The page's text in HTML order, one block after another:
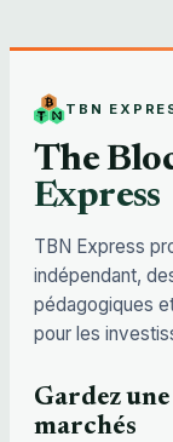
TBN
The
Express
TBN Express
indépendant,
pédagogiques
pour les
Gardez
marchés